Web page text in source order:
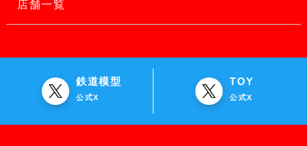
店舗一覧
鉄道模型
公式X
TOY
公式X